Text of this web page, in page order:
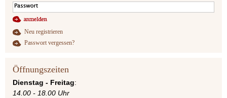
Neu registrieren
Passwort vergessen?
Öffnungszeiten
Dienstag - Freitag:
14.00 - 18.00 Uhr